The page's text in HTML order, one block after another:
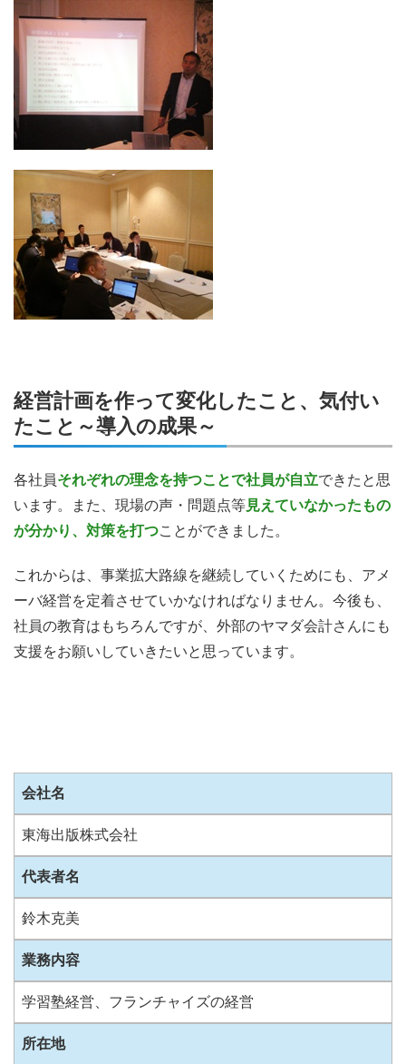
経営計画を作って変化したこと、気付い
たこと～導入の成果～
各社員それぞれの理念を持つことで社員が自立できたと思
います。また、現場の声・問題点等見えていなかったもの
が分かり、対策を打つことができました。
これからは、事業拡大路線を継続していくためにも、アメ
ーバ経営を定着させていかなければなりません。今後も、
社員の教育はもちろんですが、外部のヤマダ会計さんにも
支援をお願いしていきたいと思っています。
会社名
東海出版株式会社
代表者名
鈴木克美
業務内容
学習塾経営、フランチャイズの経営
所在地